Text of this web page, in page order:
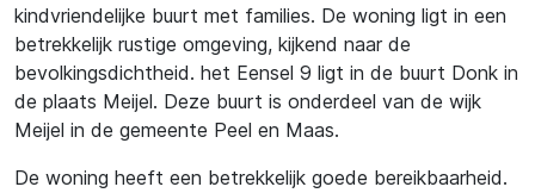
kindvriendelijke buurt met families. De woning ligt in een
betrekkelijk rustige omgeving, kijkend naar de
bevolkingsdichtheid. het Eensel 9 ligt in de buurt Donk in
de plaats Meijel. Deze buurt is onderdeel van de wijk
Meijel in de gemeente Peel en Maas.
De woning heeft een betrekkelijk goede bereikbaarheid.